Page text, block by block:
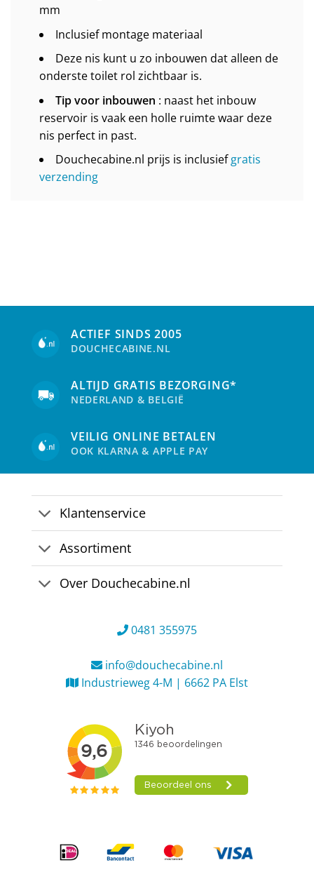
mm
Inclusief montage materiaal
Deze nis kunt u zo inbouwen dat alleen de
onderste toilet rol zichtbaar is.
Tip voor inbouwen : naast het inbouw
reservoir is vaak een holle ruimte waar deze
nis perfect in past.
Douchecabine.nl prijs is inclusiefgratis
verzending
ACTIEF SINDS 2005
DOUCHECABINE.NL
ALTIJD GRATIS BEZORGING*
NEDERLAND & BELGIË
VEILIG ONLINE BETALEN
OOK KLARNA & APPLE PAY
Klantenservice
Assortiment
Over Douchecabine.nl
0481 355975
info@douchecabine.nl
Industrieweg 4-M | 6662 PA Elst